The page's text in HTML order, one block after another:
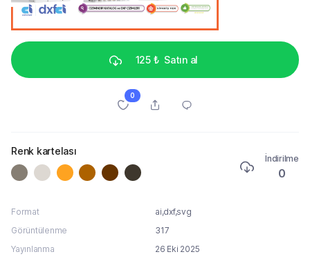
125 ₺ Satın al
0
Renk kartelası
İndirilme
0
Format
ai,dxf,svg
Görüntülenme
317
Yayınlanma
26 Eki 2025